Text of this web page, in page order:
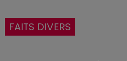
FAITS DIVERS